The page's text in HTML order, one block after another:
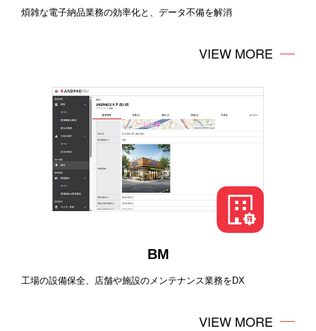
煩雑な電子納品業務の効率化と、データ不備を解消
VIEW MORE
BM
工場の設備保全、店舗や施設のメンテナンス業務をDX
VIEW MORE